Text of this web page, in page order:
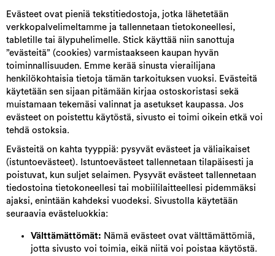
Evästeet ovat pieniä tekstitiedostoja, jotka lähetetään
verkkopalvelimeltamme ja tallennetaan tietokoneellesi,
tabletille tai älypuhelimelle. Stick käyttää niin sanottuja
”evästeitä” (cookies) varmistaakseen kaupan hyvän
toiminnallisuuden. Emme kerää sinusta vierailijana
henkilökohtaisia tietoja tämän tarkoituksen vuoksi. Evästeitä
käytetään sen sijaan pitämään kirjaa ostoskoristasi sekä
muistamaan tekemäsi valinnat ja asetukset kaupassa. Jos
evästeet on poistettu käytöstä, sivusto ei toimi oikein etkä voi
tehdä ostoksia.
Evästeitä on kahta tyyppiä: pysyvät evästeet ja väliaikaiset
(istuntoevästeet). Istuntoevästeet tallennetaan tilapäisesti ja
poistuvat, kun suljet selaimen. Pysyvät evästeet tallennetaan
tiedostoina tietokoneellesi tai mobiililaitteellesi pidemmäksi
ajaksi, enintään kahdeksi vuodeksi. Sivustolla käytetään
seuraavia evästeluokkia:
Välttämättömät: Nämä evästeet ovat välttämättömiä,
jotta sivusto voi toimia, eikä niitä voi poistaa käytöstä.